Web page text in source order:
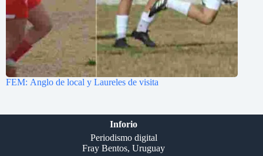
FEM: Anglo de local y Laureles de visita
Inforio
Periodismo digital
Fray Bentos, Uruguay